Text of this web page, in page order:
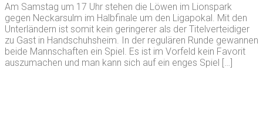
Am Samstag um 17 Uhr stehen die Löwen im Lionspark
gegen Neckarsulm im Halbfinale um den Ligapokal. Mit den
Unterländern ist somit kein geringerer als der Titelverteidiger
zu Gast in Handschuhsheim. In der regulären Runde gewannen
beide Mannschaften ein Spiel. Es ist im Vorfeld kein Favorit
auszumachen und man kann sich auf ein enges Spiel […]